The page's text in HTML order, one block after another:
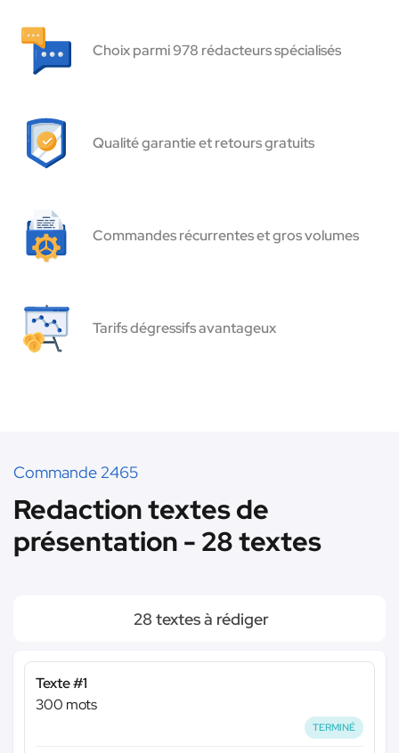
Choix parmi 978 rédacteurs spécialisés
Qualité garantie et retours gratuits
Commandes récurrentes et gros volumes
Tarifs dégressifs avantageux
Commande 2465
Redaction textes de
présentation - 28 textes
28 textes à rédiger
Texte #1
300 mots
TERMINÉ